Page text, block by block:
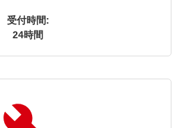
受付時間:
24時間